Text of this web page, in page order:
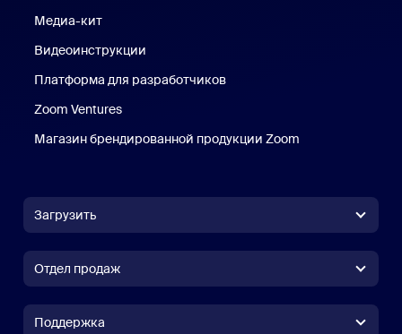
Медиа-кит
Видеоинструкции
Платформа для разработчиков
Zoom Ventures
Магазин брендированной продукции Zoom
Загрузить
Приложение Zoom Workplace
Приложение Zoom RoomsПриложение Zoom Rooms
Контроллер Zoom Rooms
Отдел продаж
Поддержка
Поддержка